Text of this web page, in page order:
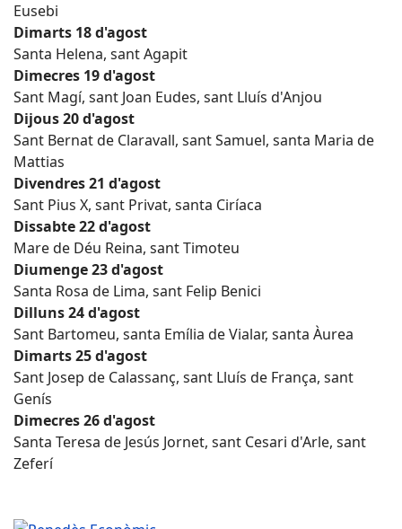
Eusebi
Dimarts 18 d'agost
Santa Helena, sant Agapit
Dimecres 19 d'agost
Sant Magí, sant Joan Eudes, sant Lluís d'Anjou
Dijous 20 d'agost
Sant Bernat de Claravall, sant Samuel, santa Maria de
Mattias
Divendres 21 d'agost
Sant Pius X, sant Privat, santa Ciríaca
Dissabte 22 d'agost
Mare de Déu Reina, sant Timoteu
Diumenge 23 d'agost
Santa Rosa de Lima, sant Felip Benici
Dilluns 24 d'agost
Sant Bartomeu, santa Emília de Vialar, santa Àurea
Dimarts 25 d'agost
Sant Josep de Calassanç, sant Lluís de França, sant
Genís
Dimecres 26 d'agost
Santa Teresa de Jesús Jornet, sant Cesari d'Arle, sant
Zeferí